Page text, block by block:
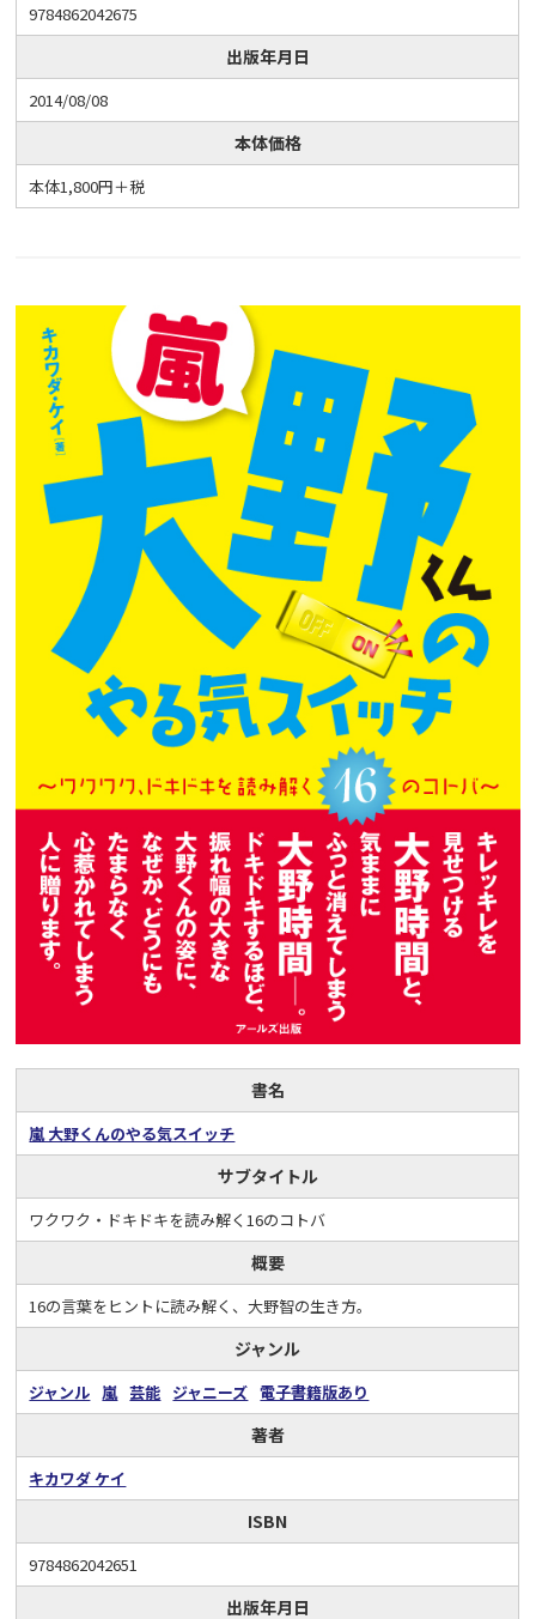
9784862042675
出版年月日
2014/08/08
本体価格
本体1,800円＋税
書名
嵐 大野くんのやる気スイッチ
サブタイトル
ワクワク・ドキドキを読み解く16のコトバ
概要
16の言葉をヒントに読み解く、大野智の生き方。
ジャンル
ジャンル 嵐 芸能 ジャニーズ 電子書籍版あり
著者
キカワダ ケイ
ISBN
9784862042651
出版年月日